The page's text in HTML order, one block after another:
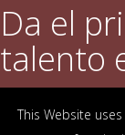
Da el
talento
DESCUBRE QUÉ
This Website